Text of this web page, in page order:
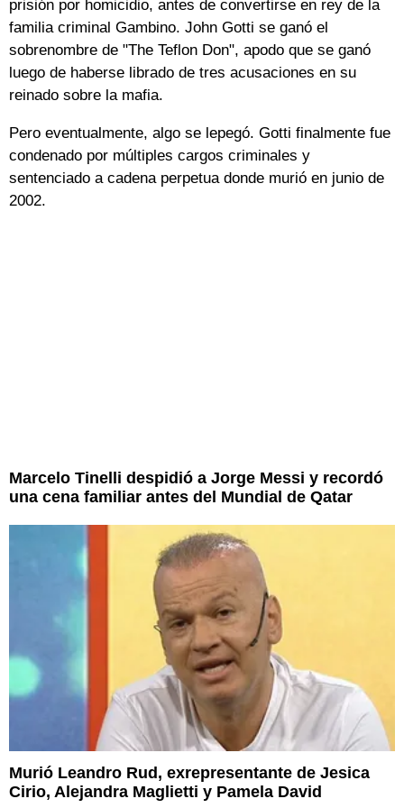
prisión por homicidio, antes de convertirse en rey de la
familia criminal Gambino. John Gotti se ganó el
sobrenombre de "The Teflon Don", apodo que se ganó
luego de haberse librado de tres acusaciones en su
reinado sobre la mafia.
Pero eventualmente, algo se lepegó. Gotti finalmente fue
condenado por múltiples cargos criminales y
sentenciado a cadena perpetua donde murió en junio de
2002.
Marcelo Tinelli despidió a Jorge Messi y recordó
una cena familiar antes del Mundial de Qatar
Murió Leandro Rud, exrepresentante de Jesica
Cirio, Alejandra Maglietti y Pamela David